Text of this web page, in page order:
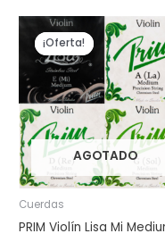
¡Oferta!
AGOTADO
¡Oferta!
Cuerdas
PRIM Violín Lisa Mi
El
precio
original
era:
$55.20.
El
precio
actual
es:
$48.30.